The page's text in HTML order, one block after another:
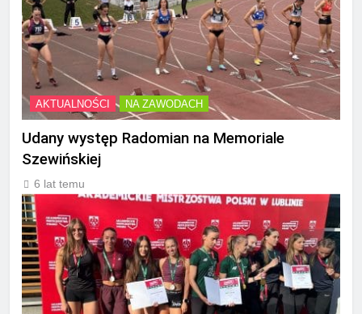
AKTUALNOŚCI NA ZAWODACH
Udany występ Radomian na Memoriale
Szewińskiej
6 lat temu